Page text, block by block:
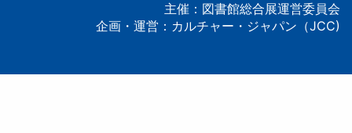
主催：図書館総合展運営委員会
企画・運営：カルチャー・ジャパン（JCC)